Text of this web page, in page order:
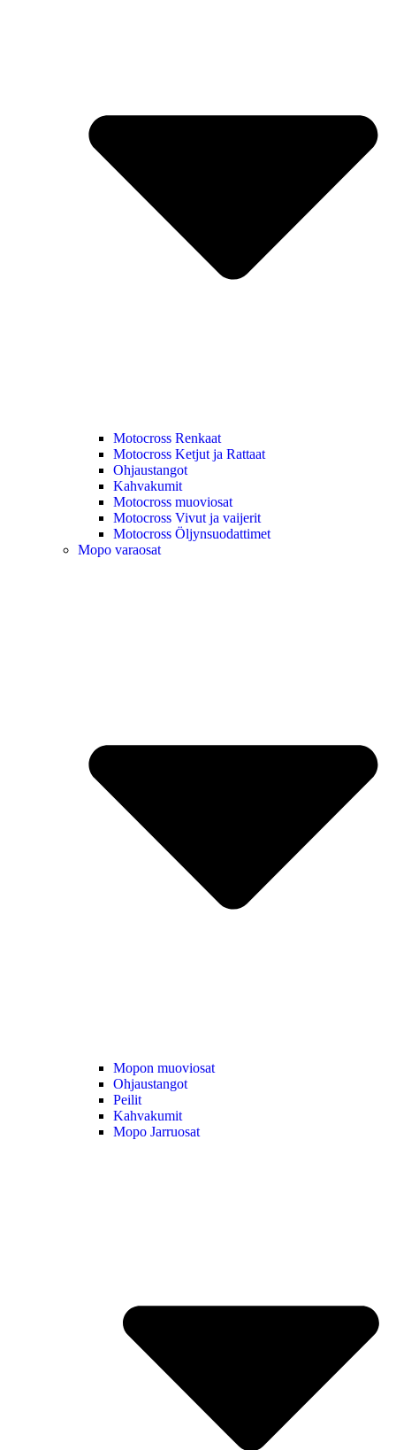
Motocross Renkaat
Motocross Ketjut ja Rattaat
Ohjaustangot
Kahvakumit
Motocross muoviosat
Motocross Vivut ja vaijerit
Motocross Öljynsuodattimet
Mopo varaosat
Mopon muoviosat
Ohjaustangot
Peilit
Kahvakumit
Mopo Jarruosat